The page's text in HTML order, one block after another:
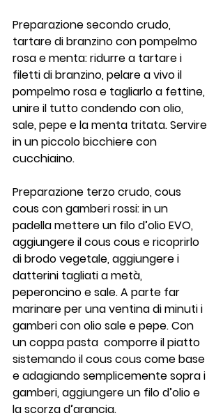
Preparazione secondo crudo,
tartare di branzino con pompelmo
rosa e menta: ridurre a tartare i
filetti di branzino, pelare a vivo il
pompelmo rosa e tagliarlo a fettine,
unire il tutto condendo con olio,
sale, pepe e la menta tritata. Servire
in un piccolo bicchiere con
cucchiaino.
Preparazione terzo crudo, cous
cous con gamberi rossi: in un
padella mettere un filo d’olio EVO,
aggiungere il cous cous e ricoprirlo
di brodo vegetale, aggiungere i
datterini tagliati a metà,
peperoncino e sale. A parte far
marinare per una ventina di minuti i
gamberi con olio sale e pepe. Con
un coppa pasta  comporre il piatto
sistemando il cous cous come base
e adagiando semplicemente sopra i
gamberi, aggiungere un filo d’olio e
la scorza d’arancia.